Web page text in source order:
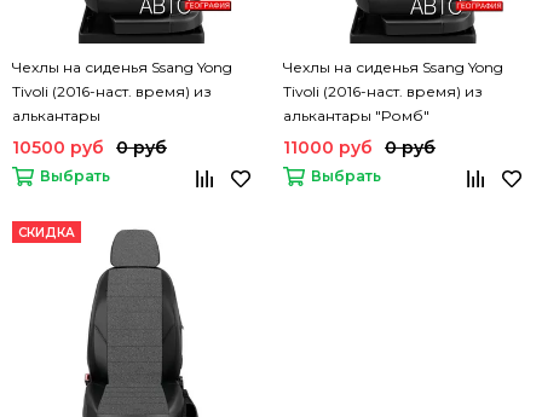
Чехлы на сиденья Ssang Yong
Tivoli (2016-наст. время) из
алькантары
10500 руб 0 руб
Выбрать
Чехлы на сиденья Ssang Yong
Tivoli (2016-наст. время) из
алькантары "Ромб"
11000 руб 0 руб
Выбрать
СКИДКА